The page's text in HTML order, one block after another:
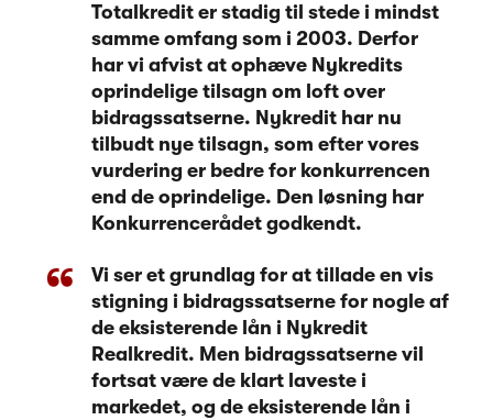
Totalkredit er stadig til stede i mindst
samme omfang som i 2003. Derfor
har vi afvist at ophæve Nykredits
oprindelige tilsagn om loft over
bidragssatserne. Nykredit har nu
tilbudt nye tilsagn, som efter vores
vurdering er bedre for konkurrencen
end de oprindelige. Den løsning har
Konkurrencerådet godkendt.
Vi ser et grundlag for at tillade en vis
stigning i bidragssatserne for nogle af
de eksisterende lån i Nykredit
Realkredit. Men bidragssatserne vil
fortsat være de klart laveste i
markedet, og de eksisterende lån i